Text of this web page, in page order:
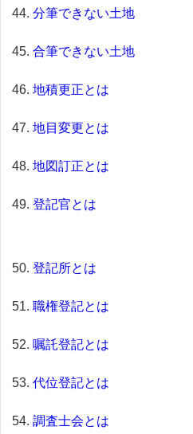
分筆できない土地
合筆できない土地
地積更正とは
地目変更とは
地図訂正とは
登記官とは
登記所とは
職権登記とは
嘱託登記とは
代位登記とは
調査士会とは